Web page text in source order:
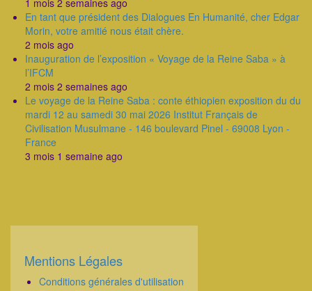
1 mois 2 semaines ago
En tant que président des Dialogues En Humanité, cher Edgar
Morin, votre amitié nous était chère.
2 mois ago
Inauguration de l’exposition « Voyage de la Reine Saba » à
l’IFCM
2 mois 2 semaines ago
Le voyage de la Reine Saba : conte éthiopien exposition du du
mardi 12 au samedi 30 mai 2026 Institut Français de
Civilisation Musulmane - 146 boulevard Pinel - 69008 Lyon -
France
3 mois 1 semaine ago
Corps
Mentions Légales
Conditions générales d'utilisation